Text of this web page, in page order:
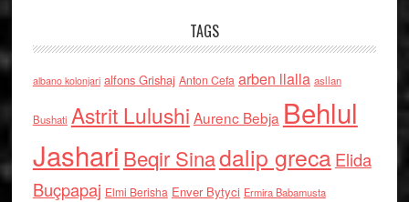
TAGS
albano kolonjari alfons Grishaj Anton Cefa arben llalla asllan
Bushati Astrit Lulushi Aurenc Bebja Behlul
Jashari Beqir Sinadalip grecaElida
Buçpapaj Elmi Berisha Enver Bytyci Ermira Babamusta